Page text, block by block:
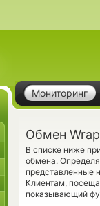
Мониторинг
Обмен
В списке ниже
обмена.
представленные
Клиентам,
показывающий